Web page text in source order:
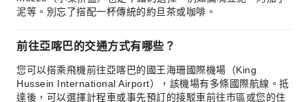
泥等。別忘了搭配一杯傳統的約旦茶或咖啡。
前往亞喀巴的交通方式有哪些？
您可以搭乘飛機前往亞喀巴的國王海珊國際機場（King
Hussein International Airport），該機場有多條國際航線。抵
達後，可以選擇計程車或事先預訂的接駁車前往市區或您的住